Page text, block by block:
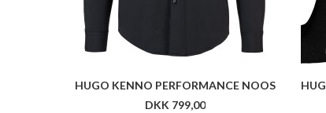
HUGO KENNO PERFORMANCE NOOS
DKK 799,00